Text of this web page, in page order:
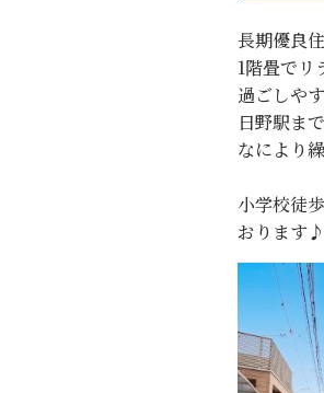
長期優良
1階畳でリ
過ごしや
日野駅ま
なにより
小学校徒
おります